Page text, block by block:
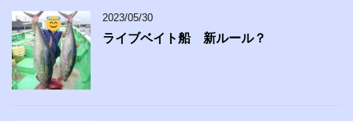
2023/05/30
ライブベイト船 新ルール？